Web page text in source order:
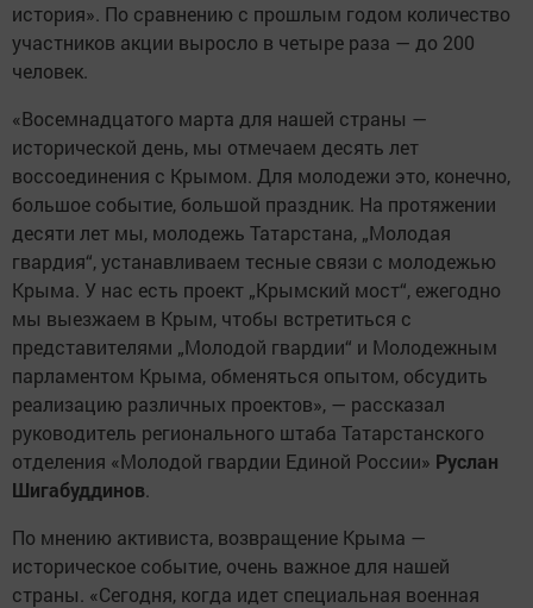
история». По сравнению с прошлым годом количество
участников акции выросло в четыре раза — до 200
человек.
«Восемнадцатого марта для нашей страны —
исторической день, мы отмечаем десять лет
воссоединения с Крымом. Для молодежи это, конечно,
большое событие, большой праздник. На протяжении
десяти лет мы, молодежь Татарстана, „Молодая
гвардия“, устанавливаем тесные связи с молодежью
Крыма. У нас есть проект „Крымский мост“, ежегодно
мы выезжаем в Крым, чтобы встретиться с
представителями „Молодой гвардии“ и Молодежным
парламентом Крыма, обменяться опытом, обсудить
реализацию различных проектов», — рассказал
руководитель регионального штаба Татарстанского
отделения «Молодой гвардии Единой России» Руслан
Шигабуддинов.
По мнению активиста, возвращение Крыма —
историческое событие, очень важное для нашей
страны. «Сегодня, когда идет специальная военная